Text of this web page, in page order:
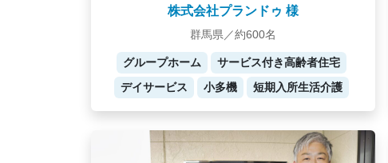
株式会社プランドゥ 様
群馬県／約600名
グループホーム
サービス付き高齢者住宅
デイサービス
小多機 短期入所生活介護